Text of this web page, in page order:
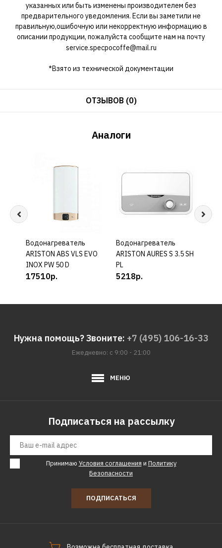
указанных или быть изменены производителем без
предварительного уведомления. Если вы заметили не
правильную,ошибочную или некорректную информацию в
описании продукции, пожалуйста сообщите нам на почту
service.specpocoffe@mail.ru
*Взято из технической документации
ОТЗЫВОВ (0)
Аналоги
КУПИТЬ
Водонагреватель
ARISTON ABS VLS EVO
INOX PW 50 D
17510р.
КУПИТЬ
Водонагреватель
ARISTON AURES S 3.5 SH
PL
5218р.
Нужна помощь? Звоните: +7 (495) 106-16-33
Ежедневно: с 9:00 - 21:00
МЕНЮ
Подписаться на рассылку
Принимаю Условия соглашения и Политику
Безопасности
ПОДПИСАТЬСЯ